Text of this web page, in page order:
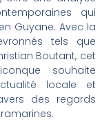
qui
Guyane. Avec la
tels que
Boutant, cet
souhaite
locale et
des regards